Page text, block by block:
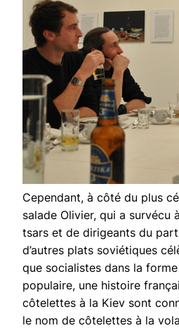
Cependant, à côté du plus
salade Olivier, qui a survécu
tsars et de dirigeants du
d’autres plats soviétiques
que socialistes dans la
populaire, une histoire
côtelettes à la Kiev sont
le nom de côtelettes à la